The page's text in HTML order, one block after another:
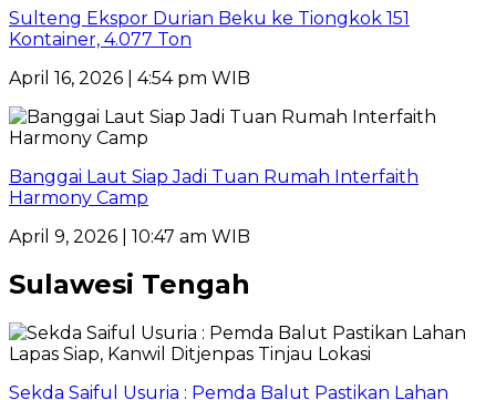
Sulteng Ekspor Durian Beku ke Tiongkok 151
Kontainer, 4.077 Ton
April 16, 2026 | 4:54 pm WIB
Banggai Laut Siap Jadi Tuan Rumah Interfaith
Harmony Camp
April 9, 2026 | 10:47 am WIB
Sulawesi Tengah
Sekda Saiful Usuria : Pemda Balut Pastikan Lahan